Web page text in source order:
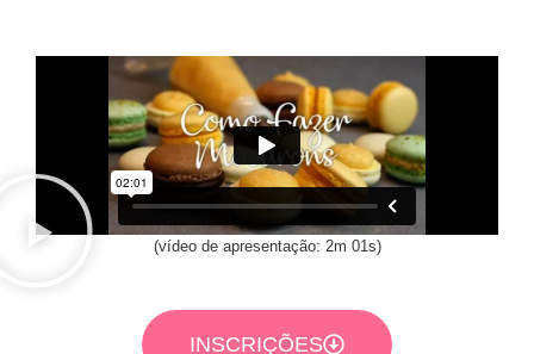
(vídeo de apresentação: 2m 01s)
INSCRIÇÕES